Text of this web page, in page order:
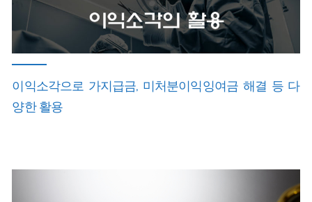
이익소각으로 가지급금, 미처분이익잉여금 해결 등 다
양한 활용